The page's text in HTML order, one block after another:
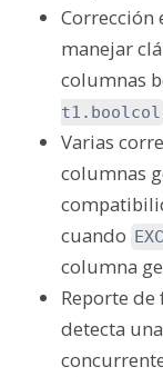
Corrección
manejar
columnas
t1.boolcol
Varias
columnas
cuando
columna
Reporte
detecta